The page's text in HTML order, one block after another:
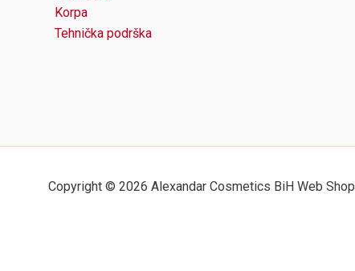
Korpa
Tehnička podrška
Copyright © 2026 Alexandar Cosmetics BiH Web Shop